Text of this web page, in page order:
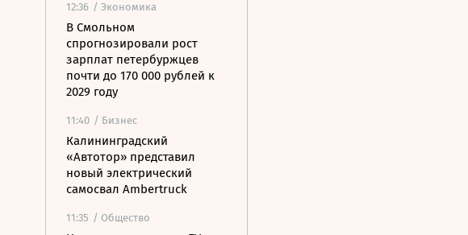
12:36 / Экономика
В Смольном
спрогнозировали рост
зарплат петербуржцев
почти до 170 000 рублей к
2029 году
11:40 / Бизнес
Калининградский
«Автотор» представил
новый электрический
самосвал Ambertruck
11:35 / Общество